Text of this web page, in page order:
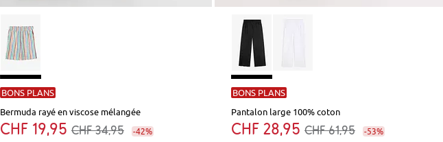
BONS PLANS
Bermuda rayé en viscose mélangée
CHF 19,95 CHF 34,95 -42%
BONS PLANS
Pantalon large 100% coton
CHF 28,95 CHF 61,95 -53%